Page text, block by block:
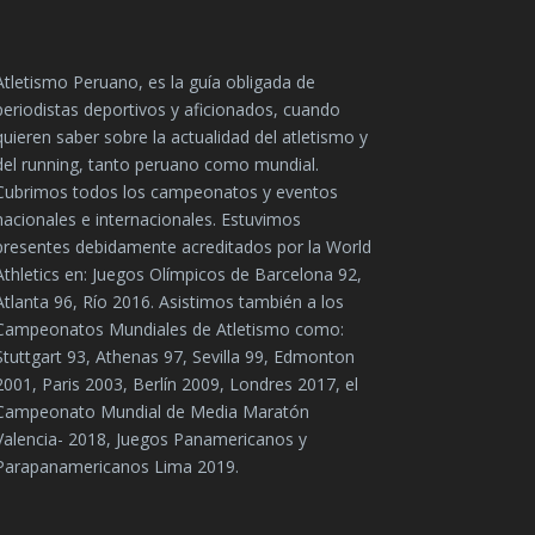
Peruano, es la guía obligada de
deportivos y aficionados, cuando
saber sobre la actualidad del atletismo y
running, tanto peruano como mundial.
todos los campeonatos y eventos
e internacionales. Estuvimos
debidamente acreditados por la World
en: Juegos Olímpicos de Barcelona 92,
96, Río 2016. Asistimos también a los
Mundiales de Atletismo como:
93, Athenas 97, Sevilla 99, Edmonton
Paris 2003, Berlín 2009, Londres 2017, el
Mundial de Media Maratón
2018, Juegos Panamericanos y
Lima 2019.